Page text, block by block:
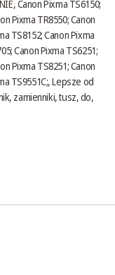
Canon Pixma TS6150;
Pixma TR8550; Canon
TS8152; Canon Pixma
Canon Pixma TS6251;
Pixma TS8251; Canon
TS9551C;,Lepsze od
zamienniki, tusz, do,